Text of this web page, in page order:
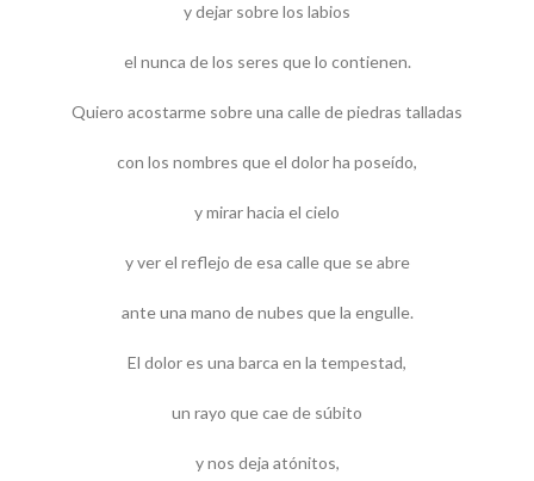
y dejar sobre los labios
el nunca de los seres que lo contienen.
Quiero acostarme sobre una calle de piedras talladas
con los nombres que el dolor ha poseído,
y mirar hacia el cielo
y ver el reflejo de esa calle que se abre
ante una mano de nubes que la engulle.
El dolor es una barca en la tempestad,
un rayo que cae de súbito
y nos deja atónitos,